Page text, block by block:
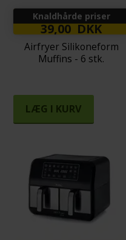
Knaldhårde priser
39,00 DKK
Airfryer Silikoneform
Muffins - 6 stk.
LÆG I KURV